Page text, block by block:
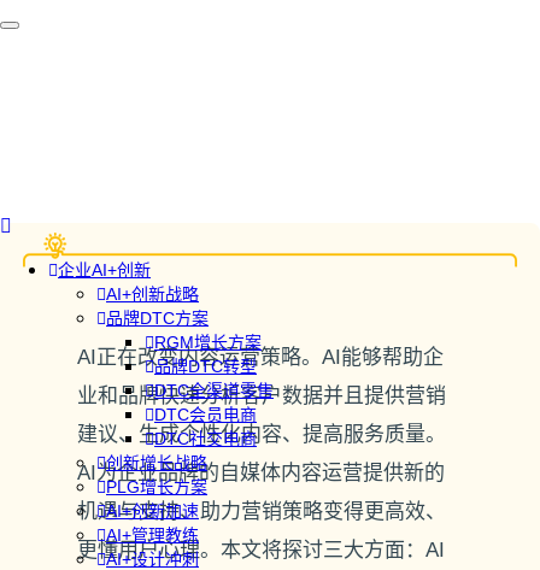
企业AI+创新
AI+创新战略
品牌DTC方案
RGM增长方案
品牌DTC转型
DTC全渠道零售
DTC会员电商
DTC社交电商
创新增长战略
PLG增长方案
AI+创新加速
AI+管理教练
AI+设计冲刺
AI正在改变内容运营策略。AI能够帮助企
业和品牌快速分析客户数据并且提供营销
建议、生成个性化内容、提高服务质量。
AI为企业品牌的自媒体内容运营提供新的
机遇与支持、助力营销策略变得更高效、
更懂用户心理。本文将探讨三大方面：AI